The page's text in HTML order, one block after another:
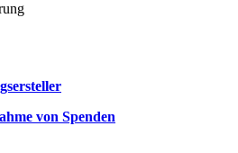
von Spenden